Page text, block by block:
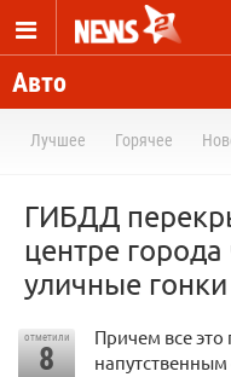
Авто
Лучшее Горячее
ГИБДД
центре
уличные гонки
отметили
8
Причем все